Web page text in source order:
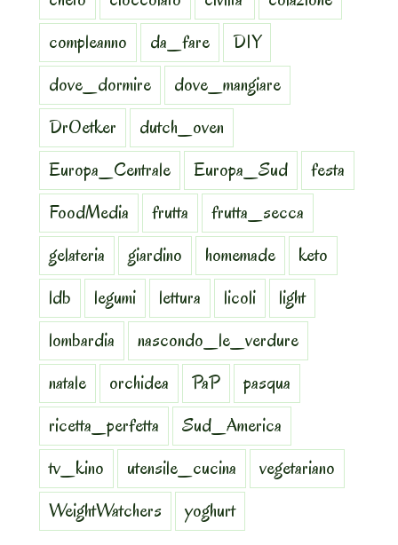
compleanno
da_fare
DIY
dove_dormire
dove_mangiare
DrOetker
dutch_oven
Europa_Centrale
Europa_Sud
festa
FoodMedia
frutta
frutta_secca
gelateria
giardino homemade
keto
ldb
legumi lettura licoli
light
lombardia
nascondo_le_verdure
natale
orchidea PaP
pasqua
ricetta_perfetta
Sud_America
tv_kino
utensile_cucina
vegetariano
WeightWatchers
yoghurt